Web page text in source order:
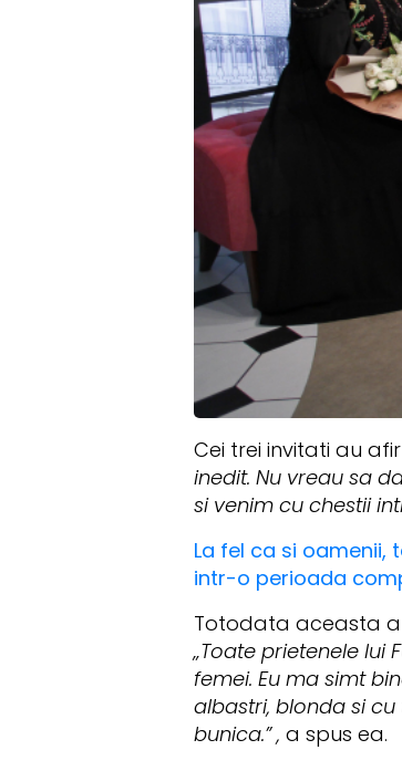
Cei trei invitati au
inedit. Nu vreau sa
si venim cu chestii
La fel ca si oamenii,
intr-o perioada
Totodata aceasta a
„Toate prietenele lui
femei. Eu ma simt
albastri, blonda si
bunica.” , a spus ea.